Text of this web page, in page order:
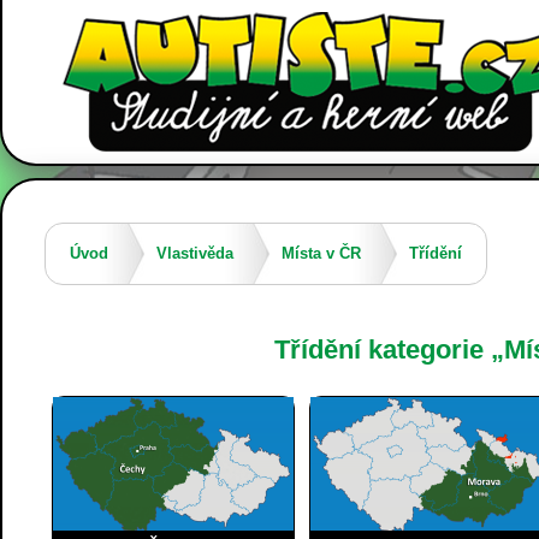
Úvod Vlastivěda Místa v ČR Třídění
Třídění kategorie